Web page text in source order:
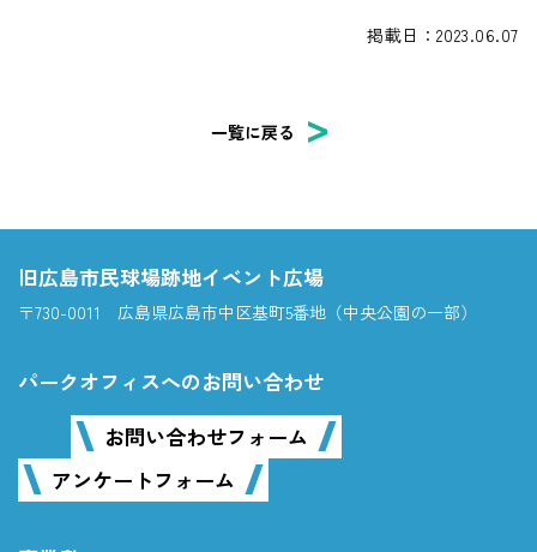
掲載日：2023.06.07
一覧に戻る
旧広島市民球場跡地イベント広場
〒730-0011 広島県広島市中区基町5番地（中央公園の一部）
パークオフィスへのお問い合わせ
お問い合わせフォーム
アンケートフォーム